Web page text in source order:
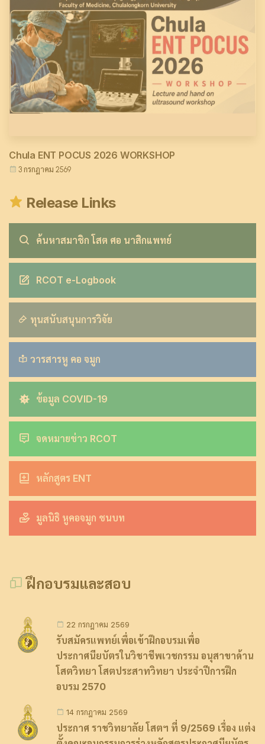
Chula ENT POCUS 2026 WORKSHOP
3 กรกฎาคม 2569
Release Links
ค้นหาสมาชิก โสต ศอ นาสิกแพทย์
RCOT e-Logbook
ทุนสนับสนุนการวิจัย
วารสารหู คอ จมูก
ข้อมูล COVID-19
จดหมายข่าว RCOT
หลักสูตร ENT
มูลนิธิ หูคอจมูก ชนบท
ฝึกอบรมและสอบ
22 กรกฎาคม 2569
รับสมัครแพทย์เพื่อเข้าฝึกอบรมเพื่อ
ประกาศนียบัตรในวิชาชีพเวชกรรม อนุสาขาด้าน
โสตวิทยา โสตประสาทวิทยา ประจำปีการฝึก
อบรม 2570
14 กรกฎาคม 2569
ประกาศ ราชวิทยาลัย โสตฯ ที่ 9/2569 เรื่อง แต่ง